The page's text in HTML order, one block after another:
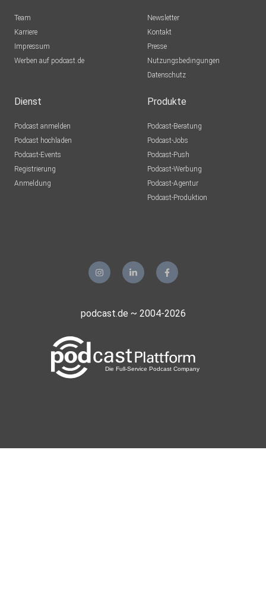
Team
Karriere
Impressum
Werben auf podcast.de
Newsletter
Kontakt
Presse
Nutzungsbedingungen
Datenschutz
Dienst
Podcast anmelden
Podcast hochladen
Podcast-Events
Registrierung
Anmeldung
Produkte
Podcast-Beratung
Podcast-Jobs
Podcast-Push
Podcast-Werbung
Podcast-Agentur
Podcast-Produktion
podcast.de ~ 2004-2026